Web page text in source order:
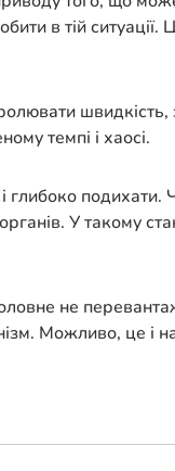
в тій
темпі і хаосі.
У такому
не
Можливо, це і